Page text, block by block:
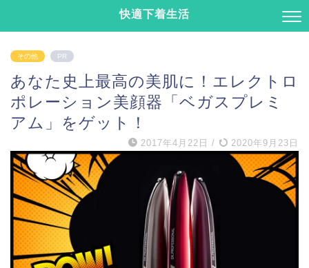
快適下着生活
その他 PR
あなた史上最高の美肌に！エレクトロ
ポレーション美顔器「ベガスプレミ
アム」をゲット！
2017年4月22日 / 2020年9月23日